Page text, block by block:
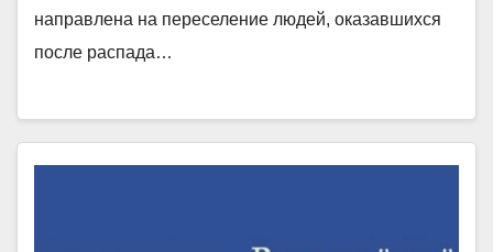
направлена на переселение людей, оказавшихся
после распада…